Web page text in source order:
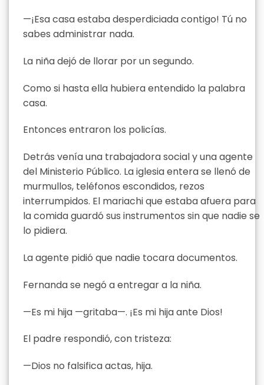
—¡Esa casa estaba desperdiciada contigo! Tú no
sabes administrar nada.
La niña dejó de llorar por un segundo.
Como si hasta ella hubiera entendido la palabra
casa.
Entonces entraron los policías.
Detrás venía una trabajadora social y una agente
del Ministerio Público. La iglesia entera se llenó de
murmullos, teléfonos escondidos, rezos
interrumpidos. El mariachi que estaba afuera para
la comida guardó sus instrumentos sin que nadie se
lo pidiera.
La agente pidió que nadie tocara documentos.
Fernanda se negó a entregar a la niña.
—Es mi hija —gritaba—. ¡Es mi hija ante Dios!
El padre respondió, con tristeza:
—Dios no falsifica actas, hija.